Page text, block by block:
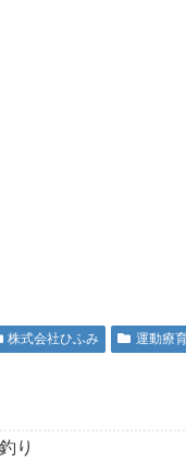
株式会社ひふみ 運動療
り